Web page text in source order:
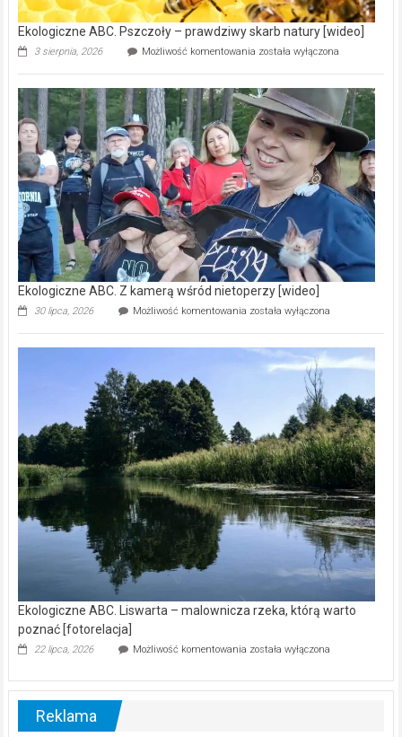
Ekologiczne ABC. Pszczoły – prawdziwy skarb natury [wideo]
3 sierpnia, 2026 Możliwość komentowania Ekologiczne
–
prawdziwy
skarb
natury
[wideo]
została wyłączona
Ekologiczne ABC. Z kamerą wśród nietoperzy [wideo]
30 lipca, 2026 Możliwość komentowania Ekologiczne
kamerą
wśród
została wyłączona
Ekologiczne ABC. Liswarta – malownicza rzeka, którą warto
poznać [fotorelacja]
22 lipca, 2026 Możliwość komentowania Ekologiczne
–
została wyłączona
Reklama